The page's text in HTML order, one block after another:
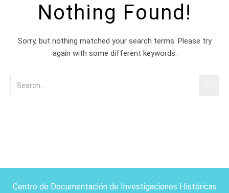
Nothing Found!
Sorry, but nothing matched your search terms. Please try
again with some different keywords.
Centro de Documentación de Investigaciones Históricas